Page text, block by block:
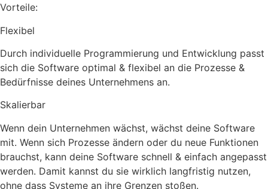
Vorteile:
Flexibel
Durch individuelle Programmierung und Entwicklung passt
sich die Software optimal & flexibel an die Prozesse &
Bedürfnisse deines Unternehmens an.
Skalierbar
Wenn dein Unternehmen wächst, wächst deine Software
mit. Wenn sich Prozesse ändern oder du neue Funktionen
brauchst, kann deine Software schnell & einfach angepasst
werden. Damit kannst du sie wirklich langfristig nutzen,
ohne dass Systeme an ihre Grenzen stoßen.